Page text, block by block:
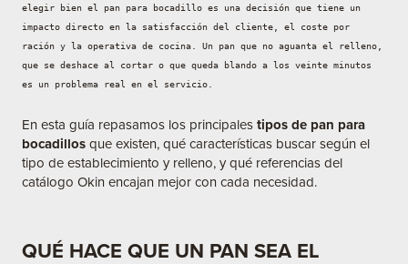
elegir bien el pan para bocadillo es una decisión que tiene un
impacto directo en la satisfacción del cliente, el coste por
ración y la operativa de cocina. Un pan que no aguanta el relleno,
que se deshace al cortar o que queda blando a los veinte minutos
es un problema real en el servicio.
En esta guía repasamos los principales tipos de pan para
bocadillos que existen, qué características buscar según el
tipo de establecimiento y relleno, y qué referencias del
catálogo Okin encajan mejor con cada necesidad.
QUÉ HACE QUE UN PAN SEA EL